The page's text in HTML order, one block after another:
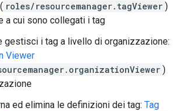
( roles/resourcemanager.tagViewer )
a cui sono collegati i tag
gestisci i tag a livello di organizzazione:
Viewer
)
ed elimina le definizioni dei tag: Tag